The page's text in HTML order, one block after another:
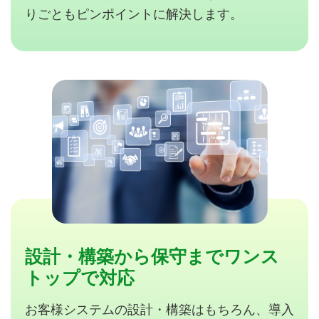
りごともピンポイントに解決します。
設計・構築から保守までワンス
トップで対応
お客様システムの設計・構築はもちろん、導入